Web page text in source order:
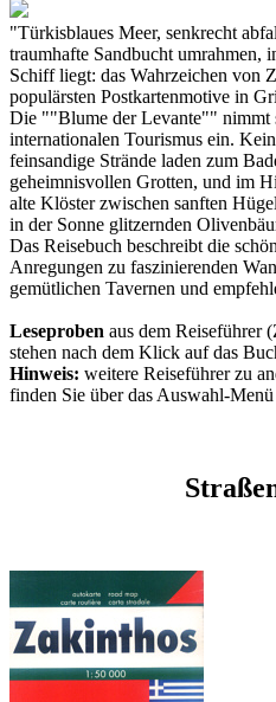
"Türkisblaues Meer, senkrecht
traumhafte Sandbucht umrahmen,
Schiff liegt: das Wahrzeichen von
populärsten Postkartenmotive in
Die ""Blume der Levante"" nimmt
internationalen Tourismus ein.
feinsandige Strände laden zum
geheimnisvollen Grotten, und im
alte Klöster zwischen sanften
in der Sonne glitzernden
Das Reisebuch beschreibt die
Anregungen zu faszinierenden
gemütlichen Tavernen und
Leseproben aus dem Reiseführer
stehen nach dem Klick auf das
Hinweis: weitere Reiseführer zu
finden Sie über das Auswahl-